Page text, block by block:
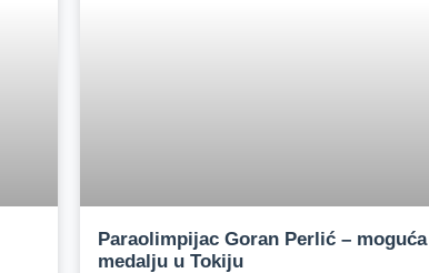
Paraolimpijac Goran Perlić – moguća
medalju u Tokiju